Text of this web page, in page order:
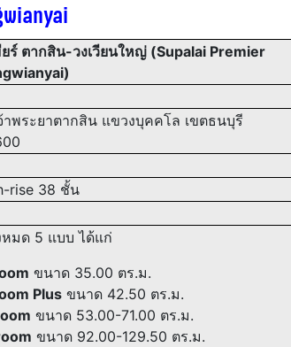
ร์ ตากสิน-วงเวียนใหญ่ (Supalai Premier
าพระยาตากสิน แขวงบุคคโล เขตธนบุรี
rise 38 ชั้น
มด 5 แบบ ได้แก่
ขนาด 35.00 ตร.ม.
Plus ขนาด 42.50 ตร.ม.
ขนาด 53.00-71.00 ตร.ม.
ขนาด 92.00-129.50 ตร.ม.